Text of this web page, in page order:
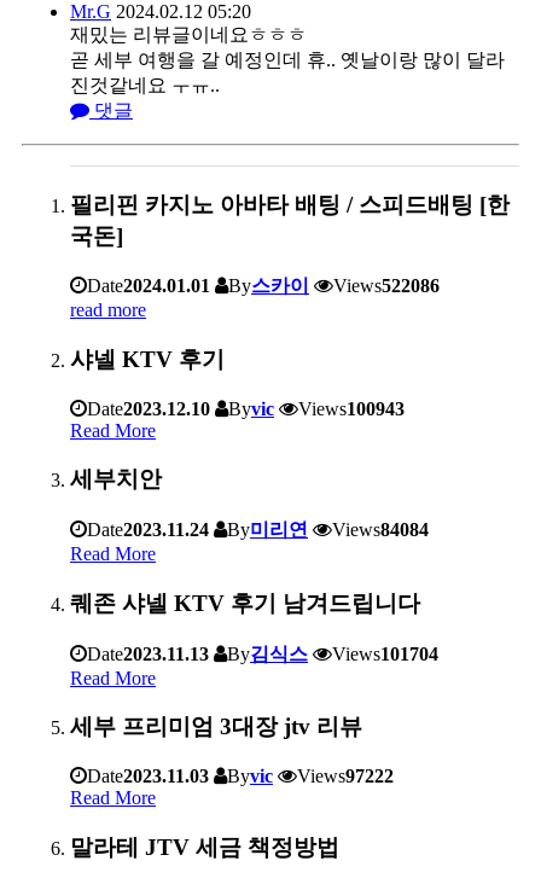
Mr.G 2024.02.12 05:20
재밌는 리뷰글이네요ㅎㅎㅎ
곧 세부 여행을 갈 예정인데 휴.. 옛날이랑 많이 달라
진것같네요 ㅜㅠ..
댓글
필리핀 카지노 아바타 배팅 / 스피드배팅 [한
국돈]
Date2024.01.01 By스카이 Views522086
read more
샤넬 KTV 후기
Date2023.12.10 Byvic Views100943
Read More
세부치안
Date2023.11.24 By미리연 Views84084
Read More
퀘존 샤넬 KTV 후기 남겨드립니다
Date2023.11.13 By김식스 Views101704
Read More
세부 프리미엄 3대장 jtv 리뷰
Date2023.11.03 Byvic Views97222
Read More
말라테 JTV 세금 책정방법